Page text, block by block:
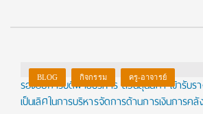
BLOG กิจกรรม ครู-อาจารย์
รองอธิการบดีฝ่ายบริหาร สวนสุนันทา เข้ารับ
เป็นเลิศในการบริหารจัดการด้านการเงินการค